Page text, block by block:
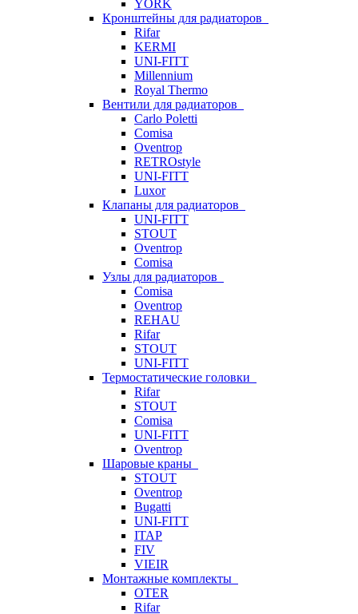
YORK
Кронштейны для радиаторов
Rifar
KERMI
UNI-FITT
Millennium
Royal Thermo
Вентили для радиаторов
Carlo Poletti
Comisa
Oventrop
RETROstyle
UNI-FITT
Luxor
Клапаны для радиаторов
UNI-FITT
STOUT
Oventrop
Comisa
Узлы для радиаторов
Comisa
Oventrop
REHAU
Rifar
STOUT
UNI-FITT
Термостатические головки
Rifar
STOUT
Comisa
UNI-FITT
Oventrop
Шаровые краны
STOUT
Oventrop
Bugatti
UNI-FITT
ITAP
FIV
VIEIR
Монтажные комплекты
OTER
Rifar